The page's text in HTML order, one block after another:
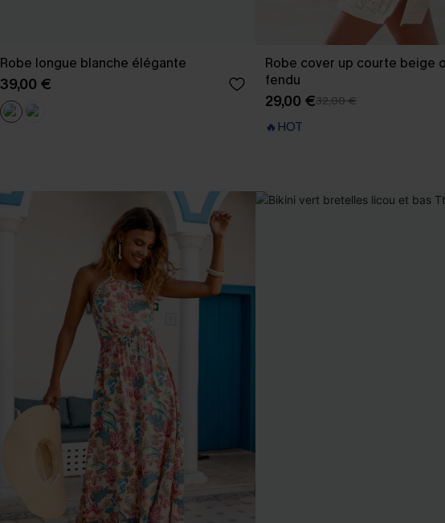
Robe longue blanche élégante
39,00 €
Robe cover up courte beige
fendu
29,00 €32,00 €
🔥HOT